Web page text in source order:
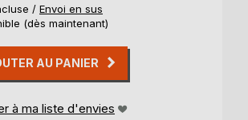
/ Envoi en sus
(dès maintenant)
AU PANIER
à ma liste d'envies